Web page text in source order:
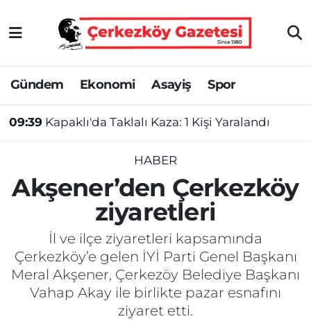
Gündem Ekonomi Asayiş Spor
09:39 Kapaklı'da Taklalı Kaza: 1 Kişi Yaralandı
HABER
Akşener’den Çerkezköy
ziyaretleri
İl ve ilçe ziyaretleri kapsamında
Çerkezköy’e gelen İYİ Parti Genel Başkanı
Meral Akşener, Çerkezöy Belediye Başkanı
Vahap Akay ile birlikte pazar esnafını
ziyaret etti.
Asayiş
Ekonomi
Gündem
Kültür&Sanat
Manşet
SAĞLIK
Spor
Tekirdağ Nöbetçi Eczaneler
Tekirdağ Hava Durumu
Tekirdağ Namaz Vakitleri
Tekirdağ Trafik Yoğunluk Haritası
Süper Lig Puan Durumu ve Fikstür
Tüm Manşetler
Son Dakika Haberleri
Haber Arşivi